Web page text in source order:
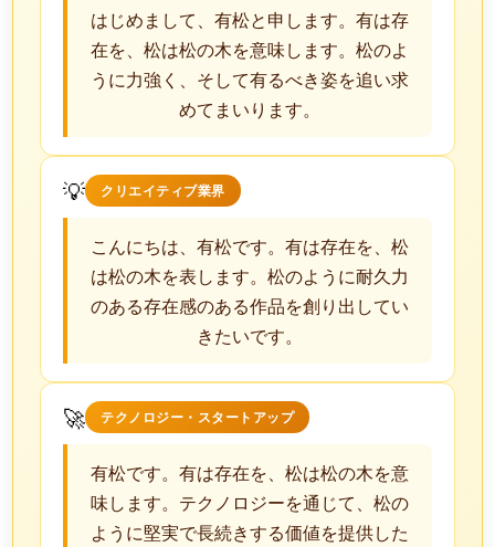
はじめまして、有松と申します。有は存
在を、松は松の木を意味します。松のよ
うに力強く、そして有るべき姿を追い求
めてまいります。
💡 クリエイティブ業界
こんにちは、有松です。有は存在を、松
は松の木を表します。松のように耐久力
のある存在感のある作品を創り出してい
きたいです。
🚀 テクノロジー・スタートアップ
有松です。有は存在を、松は松の木を意
味します。テクノロジーを通じて、松の
ように堅実で長続きする価値を提供した